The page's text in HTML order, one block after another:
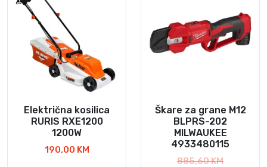
Električna kosilica
RURIS RXE1200
1200W
190,00 KM
Škare za grane M12
BLPRS-202
MILWAUKEE
4933480115
885,60KM